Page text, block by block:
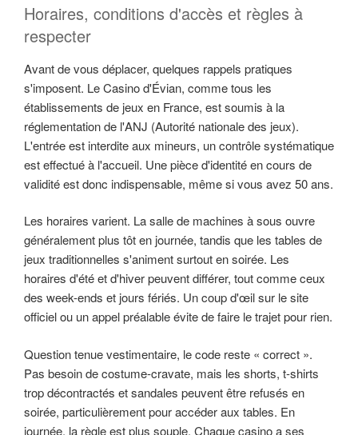
Horaires, conditions d'accès et règles à
respecter
Avant de vous déplacer, quelques rappels pratiques
s'imposent. Le Casino d'Évian, comme tous les
établissements de jeux en France, est soumis à la
réglementation de l'ANJ (Autorité nationale des jeux).
L'entrée est interdite aux mineurs, un contrôle systématique
est effectué à l'accueil. Une pièce d'identité en cours de
validité est donc indispensable, même si vous avez 50 ans.
Les horaires varient. La salle de machines à sous ouvre
généralement plus tôt en journée, tandis que les tables de
jeux traditionnelles s'animent surtout en soirée. Les
horaires d'été et d'hiver peuvent différer, tout comme ceux
des week-ends et jours fériés. Un coup d'œil sur le site
officiel ou un appel préalable évite de faire le trajet pour rien.
Question tenue vestimentaire, le code reste « correct ».
Pas besoin de costume-cravate, mais les shorts, t-shirts
trop décontractés et sandales peuvent être refusés en
soirée, particulièrement pour accéder aux tables. En
journée, la règle est plus souple. Chaque casino a ses